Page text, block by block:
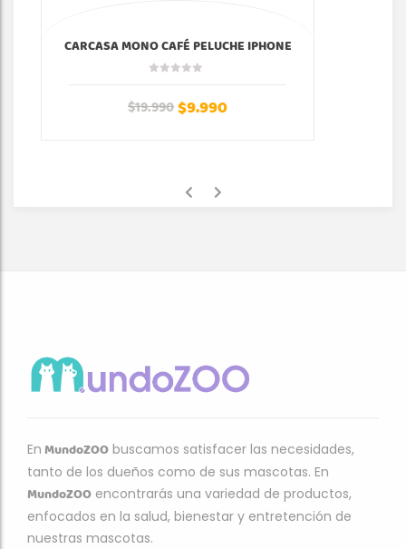
CARCASA MONO CAFÉ PELUCHE IPHONE
$19.990$9.990
En MundoZOO buscamos satisfacer las necesidades,
tanto de los dueños como de sus mascotas. En
MundoZOO encontrarás una variedad de productos,
enfocados en la salud, bienestar y entretención de
nuestras mascotas.